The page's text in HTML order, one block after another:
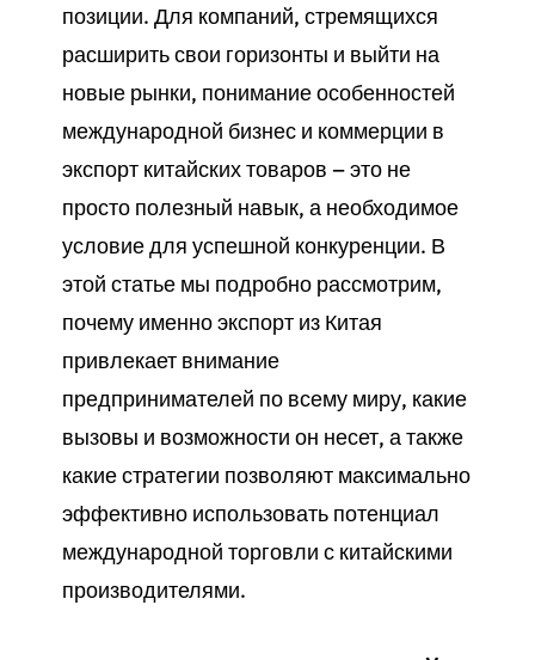
позиции. Для компаний, стремящихся
расширить свои горизонты и выйти на
новые рынки, понимание особенностей
международной бизнес и коммерции в
экспорт китайских товаров — это не
просто полезный навык, а необходимое
условие для успешной конкуренции. В
этой статье мы подробно рассмотрим,
почему именно экспорт из Китая
привлекает внимание
предпринимателей по всему миру, какие
вызовы и возможности он несет, а также
какие стратегии позволяют максимально
эффективно использовать потенциал
международной торговли с китайскими
производителями.